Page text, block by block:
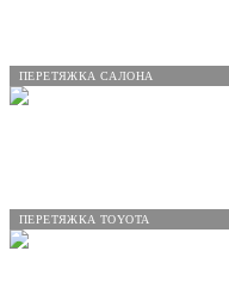
ПЕРЕТЯЖКА САЛОНА
ПЕРЕТЯЖКА TOYOTA